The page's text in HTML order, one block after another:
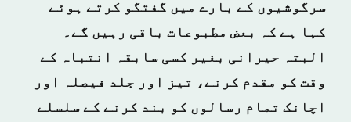
سرگوشیوں کے بارے میں گفتگو کرتے ہوئے
کہا ہے کہ بعض مطبوعات باقی رہیں گے۔
البتہ حیرانی بغیر کسی سابقہ انتباہ کے
وقت کو مقدم کرنے، تیز اور جلد فیصلہ اور
اچانک تمام رسالوں کو بند کرنے کے سلسلے